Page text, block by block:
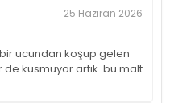
25 Haziran 2026
bir ucundan koşup gelen
de kusmuyor artık. bu malt